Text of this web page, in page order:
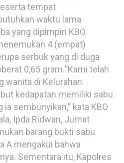
tempat
waktu lama
yang dipimpin KBO
4 (empat)
serbuk yang di duga
0,65 gram.“Kami telah
wanita di Kelurahan
kedapatan memiliki sabu
sembunyikan,” kata KBO
Ipda Ridwan, Jumat
barang bukti sabu
A mengakui bahwa
Sementara itu, Kapolres